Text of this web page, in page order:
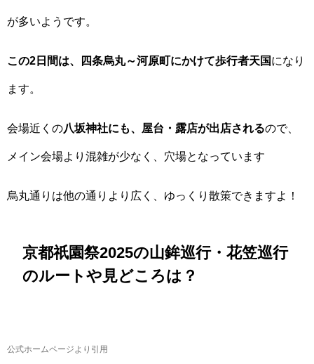
が多いようです。
この2日間は、四条烏丸～河原町にかけて歩行者天国になり
ます。
会場近くの八坂神社にも、屋台・露店が出店されるので、
メイン会場より混雑が少なく、穴場となっています
烏丸通りは他の通りより広く、ゆっくり散策できますよ！
京都祇園祭2025の山鉾巡行・花笠巡行
のルートや見どころは？
公式ホームページより引用